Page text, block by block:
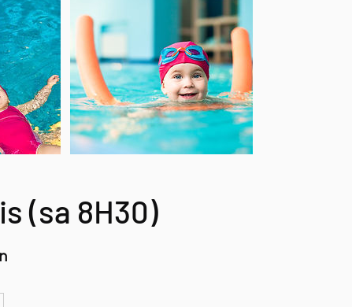
(sa 8H30)